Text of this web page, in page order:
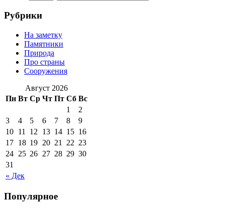
Рубрики
На заметку
Памятники
Природа
Про страны
Сооружения
Август 2026
Пн Вт Ср Чт Пт Сб Вс
« Дек
1
2
3
4 5 6 7 8
9
10 11 12 13 14 15 16
17 18 19 20 21 22 23
24 25 26 27 28 29 30
31
Популярное